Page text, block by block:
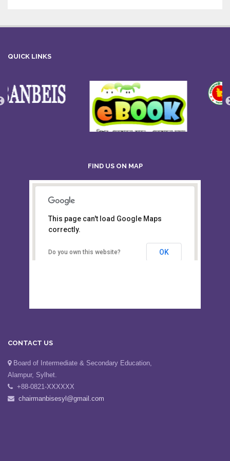
QUICK LINKS
FIND US ON MAP
Secondary Education, Alampur,
Sylhet
This page can't load Google Maps
CONTACT US
Board of Intermediate & Secondary Education,
Alampur, Sylhet.
+88-0821-XXXXXX